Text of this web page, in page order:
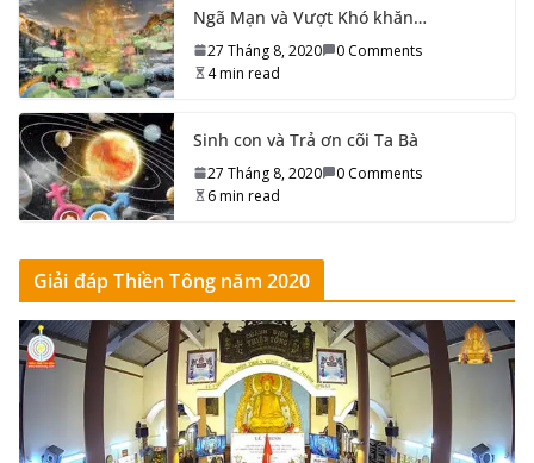
Ngã Mạn và Vượt Khó khăn…
27 Tháng 8, 2020
0 Comments
4 min read
Sinh con và Trả ơn cõi Ta Bà
27 Tháng 8, 2020
0 Comments
6 min read
Giải đáp Thiền Tông năm 2020